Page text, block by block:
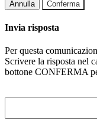
Annulla Conferma
Invia risposta
Per questa
Scrivere la risposta nel
bottone CONFERMA